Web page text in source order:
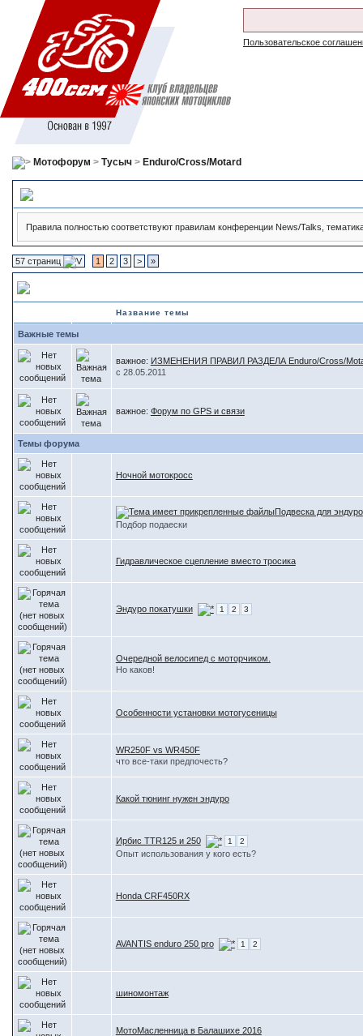
Пользовательское
Мотофорум > Тусыч> Enduro/Cross/Motard
Правила полностью соответствуют правилам конференции News/Talks,
57 страниц 1 2 3 > »
Название темы
Важные темы
важное: ИЗМЕНЕНИЯ ПРАВИЛ РАЗДЕЛА Enduro/Cross/
с 28.05.2011
важное: Форум по GPS и связи
Темы форума
Ночной мотокросс
Подвеска для эндуро
Подбор подаески
Гидравлическое сцепление вместо тросика
Эндуро покатушки 1 2 3
Очередной велосипед с моторчиком.
Но каков!
Особенности установки мотогусеницы
WR250F vs WR450F
что все-таки предпочесть?
Какой тюнинг нужен эндуро
Ирбис TTR125 и 250 1 2
Опыт использования у кого есть?
Honda CRF450RX
AVANTIS enduro 250 pro 1 2
шиномонтаж
МотоМасленница в Балашихе 2016